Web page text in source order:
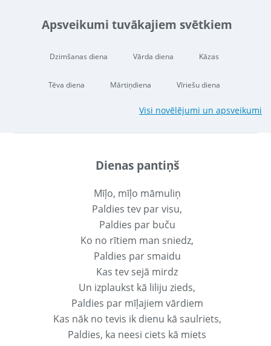
Apsveikumi tuvākajiem svētkiem
Dzimšanas diena Vārda diena Kāzas
Tēva diena Mārtiņdiena Vīriešu diena
Visi novēlējumi un apsveikumi
Dienas pantiņš
Mīļo, mīļo māmuliņ
Paldies tev par visu,
Paldies par buču
Ko no rītiem man sniedz,
Paldies par smaidu
Kas tev sejā mirdz
Un izplaukst kā liliju zieds,
Paldies par mīļajiem vārdiem
Kas nāk no tevis ik dienu kā saulriets,
Paldies, ka neesi ciets kā miets